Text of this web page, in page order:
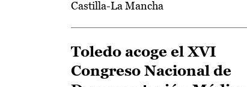
Castilla-La Mancha
Toledo acoge el XVI
Congreso Nacional de